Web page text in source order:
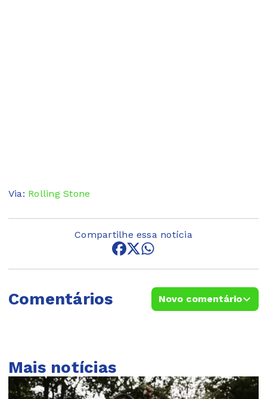
Via: Rolling Stone
Compartilhe essa notícia
Comentários Novo comentário
Mais notícias